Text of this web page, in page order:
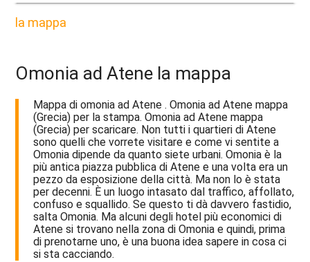
la mappa
Omonia ad Atene la mappa
Mappa di omonia ad Atene . Omonia ad Atene mappa
(Grecia) per la stampa. Omonia ad Atene mappa
(Grecia) per scaricare. Non tutti i quartieri di Atene
sono quelli che vorrete visitare e come vi sentite a
Omonia dipende da quanto siete urbani. Omonia è la
più antica piazza pubblica di Atene e una volta era un
pezzo da esposizione della città. Ma non lo è stata
per decenni. È un luogo intasato dal traffico, affollato,
confuso e squallido. Se questo ti dà davvero fastidio,
salta Omonia. Ma alcuni degli hotel più economici di
Atene si trovano nella zona di Omonia e quindi, prima
di prenotarne uno, è una buona idea sapere in cosa ci
si sta cacciando.